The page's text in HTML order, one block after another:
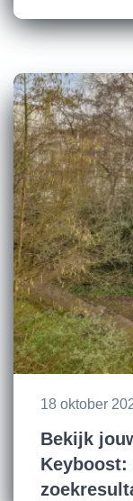
18 oktober
Bekijk